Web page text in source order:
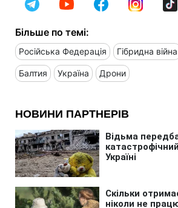
Більше по темі:
Російська Федерація Гібридна війна
Балтия Україна Дрони